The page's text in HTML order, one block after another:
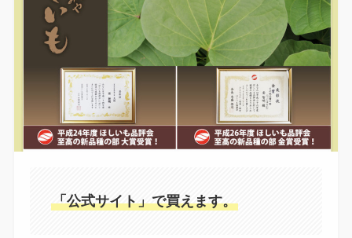
「公式サイト」で買えます。